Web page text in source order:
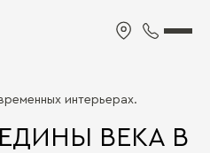
интерьерах.
ВЕКА В